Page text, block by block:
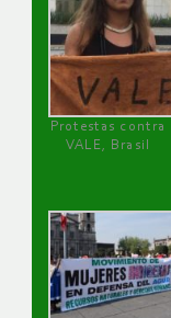
Protestas contra
VALE, Brasil